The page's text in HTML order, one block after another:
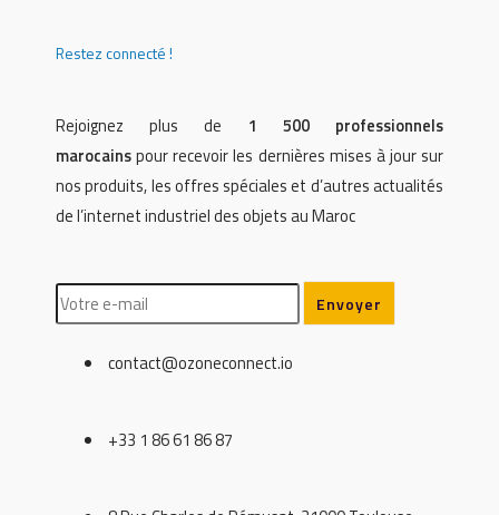
Restez connecté !
Rejoignez plus de 1 500 professionnels
marocainspour recevoir les dernières mises à jour sur
nos produits, les offres spéciales et d’autres actualités
de l’internet industriel des objets au Maroc
contact@ozoneconnect.io
+33 1 86 61 86 87